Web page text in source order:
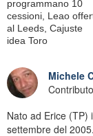
programmano 10
cessioni, Leao
al Leeds, Cajuste
idea Toro
Michele
Nato ad Erice (TP)
settembre del